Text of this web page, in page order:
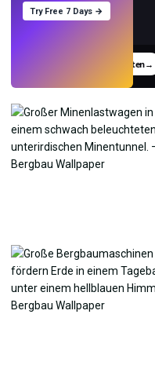
Try Free 7 Days →